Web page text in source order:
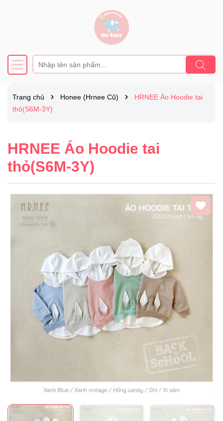
Trang chủ Honee (Hrnee Cũ)
HRNEE Áo Hoodie tai
thỏ(S6M-3Y)
HRNEE Áo Hoodie tai
thỏ(S6M-3Y)
Mã giảm giá:
Ngày hết hạn:
Điều kiện: